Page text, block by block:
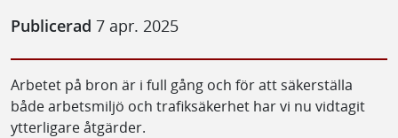
Publicerad 7 apr. 2025
Arbetet på bron är i full gång och för att säkerställa
både arbetsmiljö och trafiksäkerhet har vi nu vidtagit
ytterligare åtgärder.